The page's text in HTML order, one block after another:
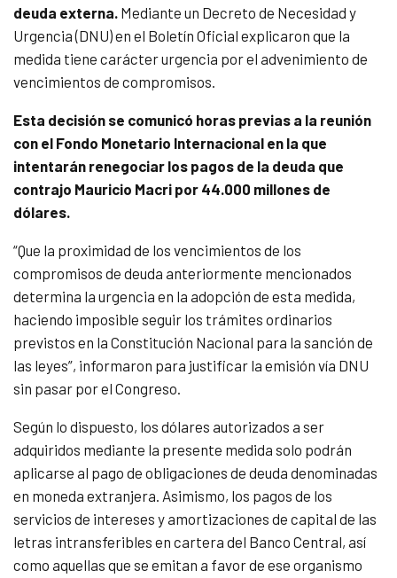
deuda externa. Mediante un Decreto de Necesidad y
Urgencia (DNU) en el Boletín Oficial explicaron que la
medida tiene carácter urgencia por el advenimiento de
vencimientos de compromisos.
Esta decisión se comunicó horas previas a la reunión
con el Fondo Monetario Internacional en la que
intentarán renegociar los pagos de la deuda que
contrajo Mauricio Macri por 44.000 millones de
dólares.
“Que la proximidad de los vencimientos de los
compromisos de deuda anteriormente mencionados
determina la urgencia en la adopción de esta medida,
haciendo imposible seguir los trámites ordinarios
previstos en la Constitución Nacional para la sanción de
las leyes”, informaron para justificar la emisión vía DNU
sin pasar por el Congreso.
Según lo dispuesto, los dólares autorizados a ser
adquiridos mediante la presente medida solo podrán
aplicarse al pago de obligaciones de deuda denominadas
en moneda extranjera. Asimismo, los pagos de los
servicios de intereses y amortizaciones de capital de las
letras intransferibles en cartera del Banco Central, así
como aquellas que se emitan a favor de ese organismo